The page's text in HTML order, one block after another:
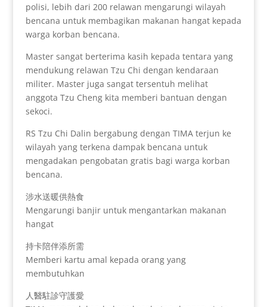
polisi, lebih dari 200 relawan mengarungi wilayah
bencana untuk membagikan makanan hangat kepada
warga korban bencana.
Master sangat berterima kasih kepada tentara yang
mendukung relawan Tzu Chi dengan kendaraan
militer. Master juga sangat tersentuh melihat
anggota Tzu Cheng kita memberi bantuan dengan
sekoci.
RS Tzu Chi Dalin bergabung dengan TIMA terjun ke
wilayah yang terkena dampak bencana untuk
mengadakan pengobatan gratis bagi warga korban
bencana.
涉水送暖供熱食
Mengarungi banjir untuk mengantarkan makanan
hangat
持卡陪伴添所需
Memberi kartu amal kepada orang yang
membutuhkan
人醫駐診守護愛